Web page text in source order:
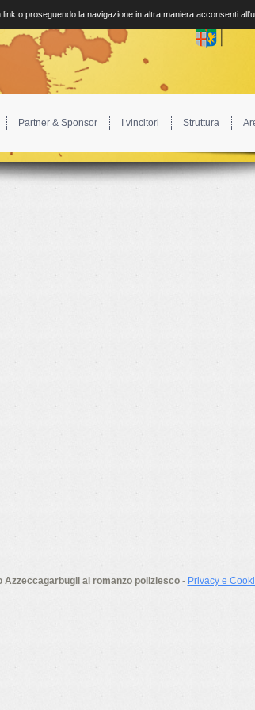
Partner & Sponsor I vincitori Struttura
Azzeccagarbugli al romanzo poliziesco- Privacy e
o proseguendo la navigazione in altra maniera acconsenti